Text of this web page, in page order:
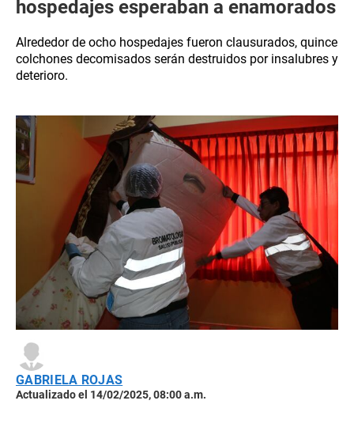
hospedajes esperaban a enamorados
Alrededor de ocho hospedajes fueron clausurados, quince
colchones decomisados serán destruidos por insalubres y
deterioro.
GABRIELA ROJAS
Actualizado el 14/02/2025, 08:00 a.m.